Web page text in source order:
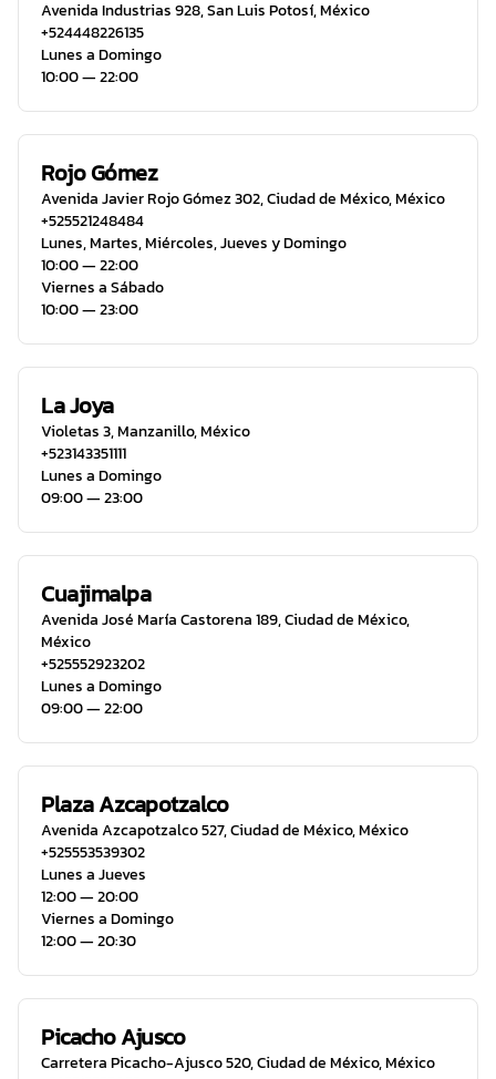
Avenida Industrias 928,San Luis Potosí,México
+524448226135
Lunes a Domingo
10:00 ― 22:00
Rojo Gómez
Avenida Javier Rojo Gómez 302,Ciudad de México,México
+525521248484
Lunes, Martes, Miércoles, Jueves y Domingo
10:00 ― 22:00
Viernes a Sábado
10:00 ― 23:00
La Joya
Violetas 3,Manzanillo,México
+523143351111
Lunes a Domingo
09:00 ― 23:00
Cuajimalpa
Avenida José María Castorena 189,Ciudad de México,
México
+525552923202
Lunes a Domingo
09:00 ― 22:00
Plaza Azcapotzalco
Avenida Azcapotzalco 527,Ciudad de México,México
+525553539302
Lunes a Jueves
12:00 ― 20:00
Viernes a Domingo
12:00 ― 20:30
Picacho Ajusco
Carretera Picacho-Ajusco 520,Ciudad de México,México